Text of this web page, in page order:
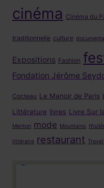
cinéma Cinéma du
traditionnelle culture
Expositions Fashion
Fondation Jérôme
Cocteau Le Manoir de Paris
Littérature livres Livre Sur
Menton mode Mountains
littéraire restaurant Travel